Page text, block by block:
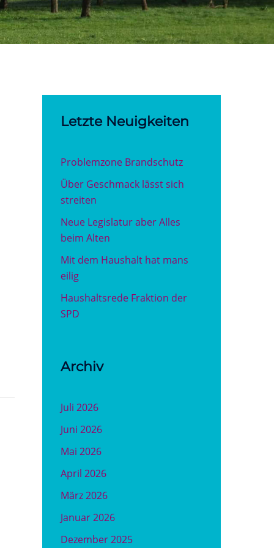
Letzte Neuigkeiten
Problemzone Brandschutz
Über Geschmack lässt sich
streiten
Neue Legislatur aber Alles
beim Alten
Mit dem Haushalt hat mans
eilig
Haushaltsrede Fraktion der
SPD
Archiv
Juli 2026
Juni 2026
Mai 2026
April 2026
März 2026
Januar 2026
Dezember 2025